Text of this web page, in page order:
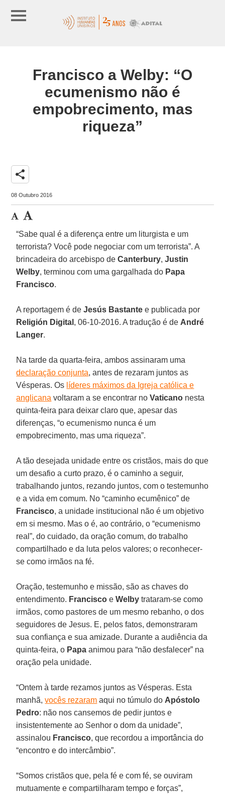
Francisco a Welby: “O
ecumenismo não é
empobrecimento, mas
riqueza”
share
08 Outubro 2016
“Sabe qual é a diferença entre um liturgista e um
terrorista? Você pode negociar com um terrorista”. A
brincadeira do arcebispo deCanterbury,Justin
Welby, terminou com uma gargalhada do Papa
Francisco.
A reportagem é deJesús Bastante e publicada por
Religión Digital , 06-10-2016. A tradução é de André
Langer.
Na tarde da quarta-feira, ambos assinaram uma
declaração conjunta, antes de rezaram juntos as
Vésperas. Os líderes máximos da Igreja católica e
anglicana voltaram a se encontrar noVaticano nesta
quinta-feira para deixar claro que, apesar das
diferenças, “o ecumenismo nunca é um
empobrecimento, mas uma riqueza”.
A tão desejada unidade entre os cristãos, mais do que
um desafio a curto prazo, é o caminho a seguir,
trabalhando juntos, rezando juntos, com o testemunho
e a vida em comum. No “caminho ecumênico” de
Francisco, a unidade institucional não é um objetivo
em si mesmo. Mas o é, ao contrário, o “ecumenismo
real”, do cuidado, da oração comum, do trabalho
compartilhado e da luta pelos valores; o reconhecer-
se como irmãos na fé.
Oração, testemunho e missão, são as chaves do
entendimento. Francisco eWelby trataram-se como
irmãos, como pastores de um mesmo rebanho, o dos
seguidores de Jesus. E, pelos fatos, demonstraram
sua confiança e sua amizade. Durante a audiência da
quinta-feira, o Papa animou para “não desfalecer” na
oração pela unidade.
“Ontem à tarde rezamos juntos as Vésperas. Esta
manhã,vocês rezaram aqui no túmulo do Apóstolo
Pedro: não nos cansemos de pedir juntos e
insistentemente ao Senhor o dom da unidade”,
assinalou Francisco, que recordou a importância do
“encontro e do intercâmbio”.
“Somos cristãos que, pela fé e com fé, se ouviram
mutuamente e compartilharam tempo e forças”,